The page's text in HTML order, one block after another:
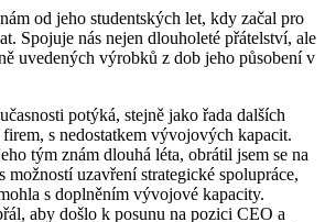
od jeho studentských let, kdy začal pro
Spojuje nás nejen dlouholeté přátelství, ale
uvedených výrobků z dob jeho působení v
potýká, stejně jako řada dalších
s nedostatkem vývojových kapacit.
tým znám dlouhá léta, obrátil jsem se na
uzavření strategické spolupráce,
s doplněním vývojové kapacity.
aby došlo k posunu na pozici CEO a